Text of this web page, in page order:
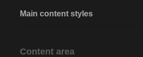
Main content styles
Content area